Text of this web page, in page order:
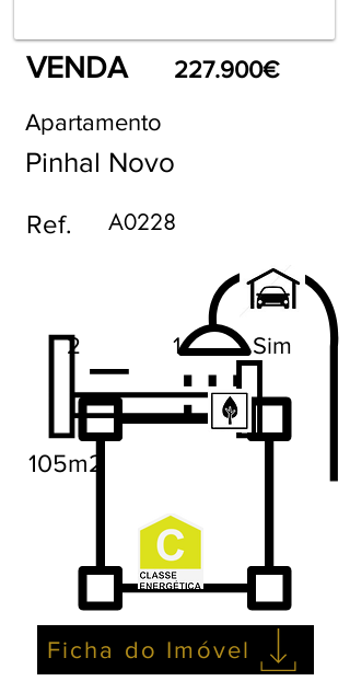
VENDA 227.900€
Apartamento
Pinhal Novo
Ref.
2
A0228
1 Sim
105m2
Ficha do Imóvel